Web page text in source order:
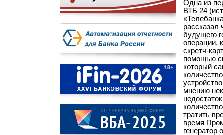
Одна из
ВТБ 24
рассказал
будущего
операции,
скретч-
помощью
который
мнению
тратить
время
генератор